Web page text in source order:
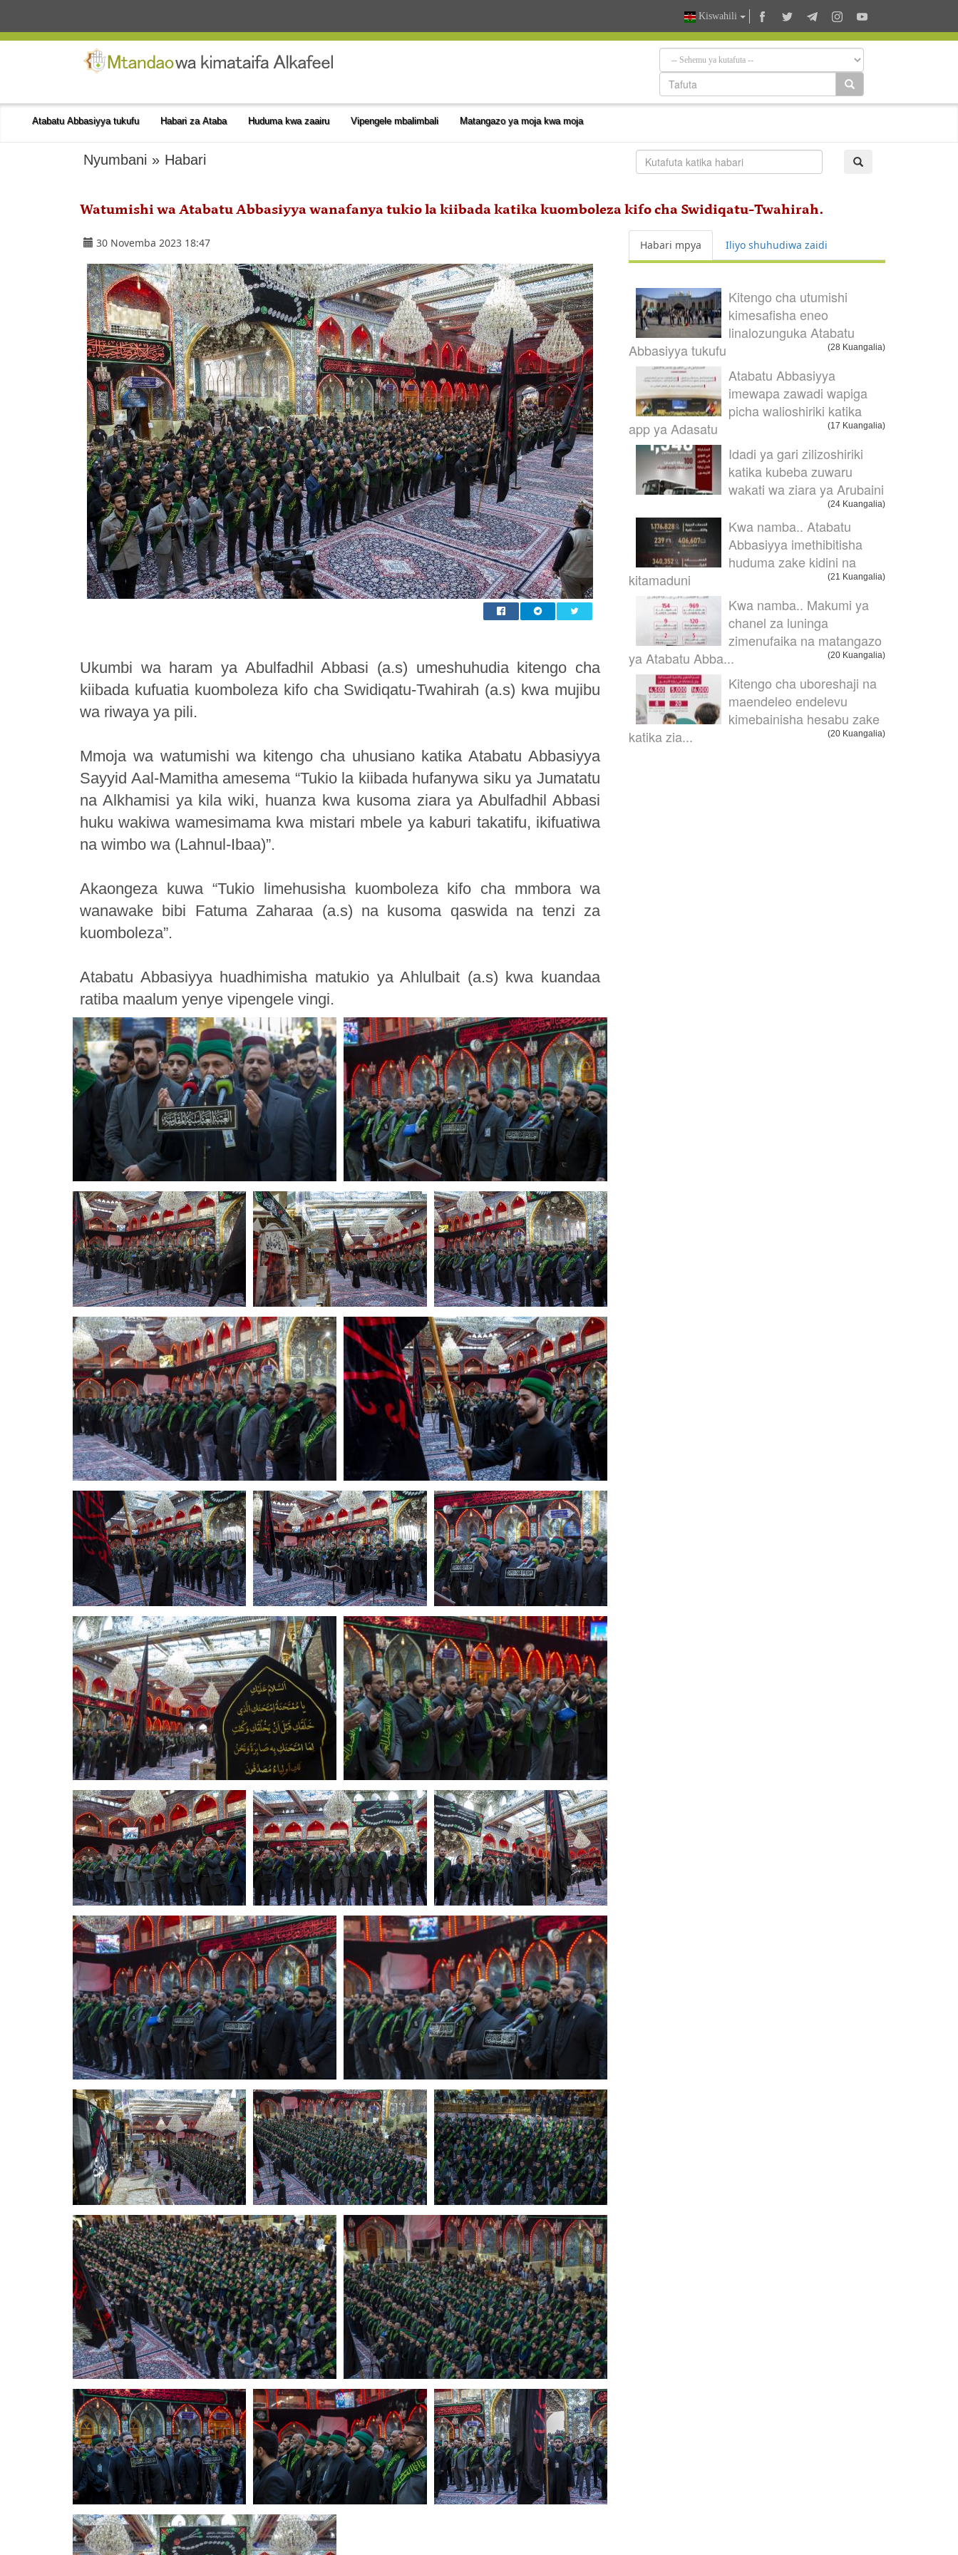
Kiswahili
Atabatu Abbasiyya tukufu Habari za Ataba Huduma kwa zaairu Vipengele mbalimbali Matangazo ya moja kwa moja
Nyumbani » Habari
Watumishi wa Atabatu Abbasiyya wanafanya tukio la kiibada katika kuomboleza kifo cha Swidiqatu-Twahirah.
30 Novemba 2023 18:47
Ukumbi wa haram ya Abulfadhil Abbasi (a.s) umeshuhudia kitengo cha
kiibada kufuatia kuomboleza kifo cha Swidiqatu-Twahirah (a.s) kwa mujibu
wa riwaya ya pili.
Mmoja wa watumishi wa kitengo cha uhusiano katika Atabatu Abbasiyya
Sayyid Aal-Mamitha amesema “Tukio la kiibada hufanywa siku ya Jumatatu
na Alkhamisi ya kila wiki, huanza kwa kusoma ziara ya Abulfadhil Abbasi
huku wakiwa wamesimama kwa mistari mbele ya kaburi takatifu, ikifuatiwa
na wimbo wa (Lahnul-Ibaa)”.
Akaongeza kuwa “Tukio limehusisha kuomboleza kifo cha mmbora wa
wanawake bibi Fatuma Zaharaa (a.s) na kusoma qaswida na tenzi za
kuomboleza”.
Atabatu Abbasiyya huadhimisha matukio ya Ahlulbait (a.s) kwa kuandaa
ratiba maalum yenye vipengele vingi.
Habari mpya Iliyo shuhudiwa zaidi
Kitengo cha utumishi
kimesafisha eneo
linalozunguka Atabatu
Abbasiyya tukufu
(28 Kuangalia)
Atabatu Abbasiyya
imewapa zawadi wapiga
picha walioshiriki katika
app ya Adasatu
(17 Kuangalia)
Idadi ya gari zilizoshiriki
katika kubeba zuwaru
wakati wa ziara ya Arubaini
(24 Kuangalia)
Kwa namba.. Atabatu
Abbasiyya imethibitisha
huduma zake kidini na
kitamaduni
(21 Kuangalia)
Kwa namba.. Makumi ya
chanel za luninga
zimenufaika na matangazo
ya Atabatu Abba...
(20 Kuangalia)
Kitengo cha uboreshaji na
maendeleo endelevu
kimebainisha hesabu zake
katika zia...
(20 Kuangalia)